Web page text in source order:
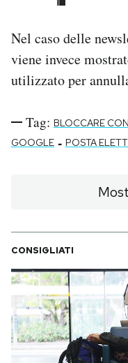
Nel caso delle
viene invece
utilizzato per
Tag: BLOCCARE
GOOGLE - POSTA
CONSIGLIATI